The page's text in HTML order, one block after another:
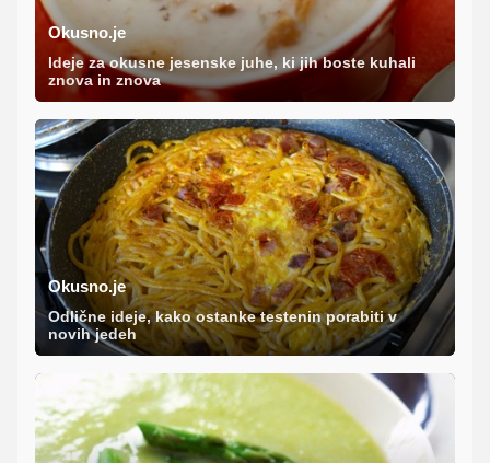
Okusno.je
Ideje za okusne jesenske juhe, ki jih boste kuhali
znova in znova
Okusno.je
Odlične ideje, kako ostanke testenin porabiti v
novih jedeh